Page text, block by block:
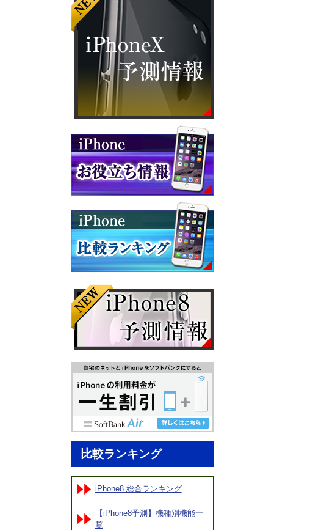
比較ランキング
iPhone8 総合ランキング
【iPhone8予測】機種別機能一
覧